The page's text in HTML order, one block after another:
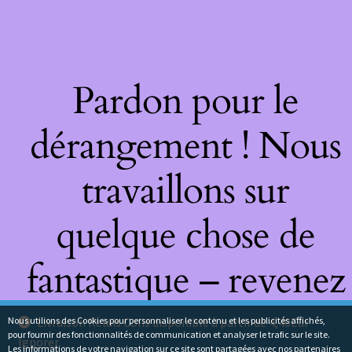
Livraison Relais Colis disponible à partir de 4,40Eur
Ignorer
Pardon pour le
dérangement ! Nous
travaillons sur
quelque chose de
fantastique – revenez
bientôt !
Nous utilions des Cookies pour personnaliser le contenu et les publicités affichés,
pour fournir des fonctionnalités de communication et analyser le trafic sur le site.
Les informations de votre navigation sur ce site sont partagées avec nos partenaires